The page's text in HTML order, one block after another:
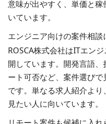
意味が出やすく、単価と
いています。
エンジニア向けの案件相談
ROSCA株式会社はITエン
開しています。開発言語
ート可否など、案件選び
です。単なる求人紹介よ
見たい人に向いています。